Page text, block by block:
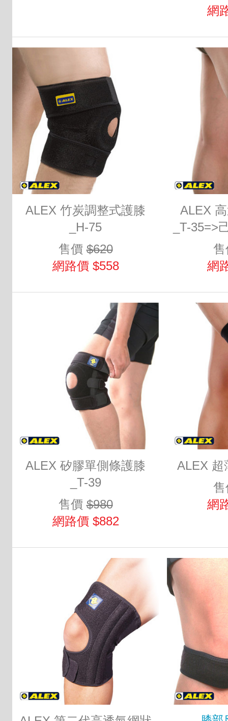
網
ALEX 竹炭調整式護膝
_H-75
售價$620
網路價 $558
ALEX
_T-35=>
網
ALEX 矽膠單側條護膝
_T-39
售價$980
網路價 $882
ALEX 超
網